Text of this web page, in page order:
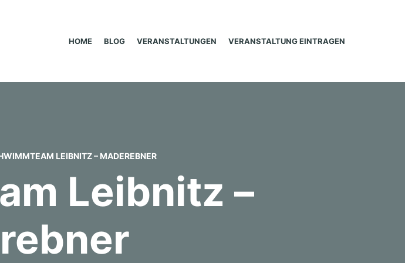
HOME BLOG VERANSTALTUNGEN VERANSTALTUNG EINTRAGEN
LEIBNITZ – MADEREBNER
Leibnitz –